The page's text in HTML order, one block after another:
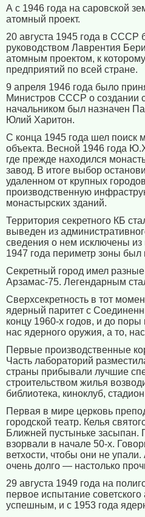
А с 1946 года на саровской
атомный проект.
20 августа 1945 года в СССР
руководством Лаврентия
атомным проектом, к
предприятий по всей стране.
9 апреля 1946 года было
Министров СССР о создании
начальником был назначен
Юлий Харитон.
С конца 1945 года шел поиск
объекта. Весной 1946 года
где прежде находился
завод. В итоге выбор
удаленном от крупных
производственную
монастырских зданий.
Территория секретного КБ
выведен из
сведения о нем исключены
1947 года периметр зоны был
Секретный город имел
Арзамас-75. Легендарным
Сверхсекретность в тот
ядерный паритет с
концу 1960-х годов, и до
нас ядерного оружия, а то,
Первые производственные
Часть лабораторий
страны прибывали лучшие
строительством жилья
библиотека, киноклуб,
Первая в мире церковь
городской театр. Келья
Ближней пустыньке засыпан.
взорвали в начале 50-х.
ветхости, чтобы они не
очень долго — настолько
29 августа 1949 года на
первое испытание
успешным, и с 1953 года